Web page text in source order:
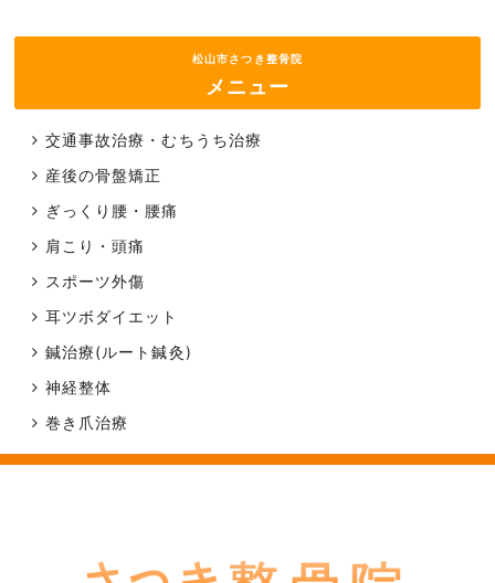
松山市さつき整骨院
メニュー
交通事故治療・むちうち治療
産後の骨盤矯正
ぎっくり腰・腰痛
肩こり・頭痛
スポーツ外傷
耳ツボダイエット
鍼治療(ルート鍼灸)
神経整体
巻き爪治療